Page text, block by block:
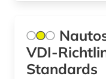
VDI-
Standards